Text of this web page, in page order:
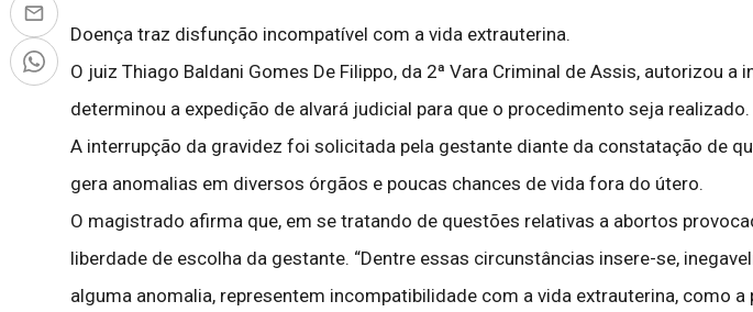
Doença traz disfunção incompatível com a vida extrauterina.
O juiz Thiago Baldani Gomes De Filippo, da 2ª Vara Criminal de Assis,
determinou a expedição de alvará judicial para que o procedimento seja realizado.
A interrupção da gravidez foi solicitada pela gestante diante da constatação de
gera anomalias em diversos órgãos e poucas chances de vida fora do útero.
O magistrado afirma que, em se tratando de questões relativas a abortos
liberdade de escolha da gestante. “Dentre essas circunstâncias insere-se,
alguma anomalia, representem incompatibilidade com a vida extrauterina, como a